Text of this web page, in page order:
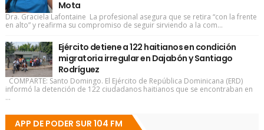
Mota
Dra. Graciela Lafontaine La profesional asegura que se retira “con la frente
en alto” y reafirma su compromiso de seguir sirviendo a la com...
Ejército detiene a 122 haitianos en condición
migratoria irregular en Dajabón y Santiago
Rodríguez
COMPARTE: Santo Domingo. El Ejército de República Dominicana (ERD)
informó la detención de 122 ciudadanos haitianos que se encontraban en
...
APP DE PODER SUR 104 FM